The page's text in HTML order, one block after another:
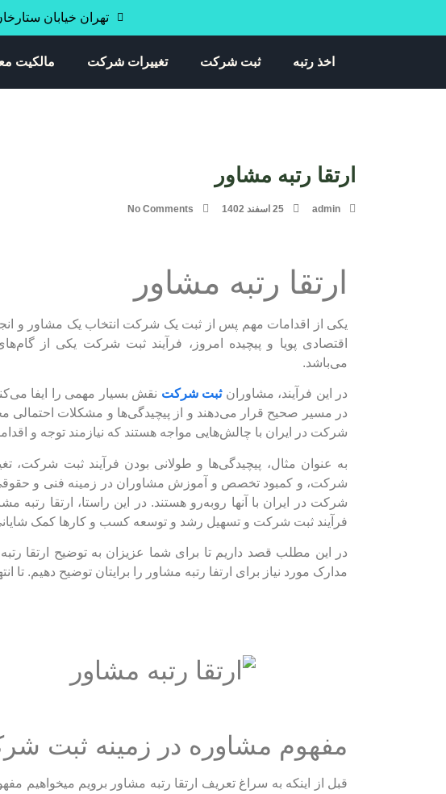
تهران خیابان ستارخان خیابان کوثر
اخذ رتبه ثبت شرکت تغییرات شرکت مالکیت
ارتقا رتبه مشاور
admin 25 اسفند 1402 No Comments
ارتقا رتبه مشاور
یکی از اقدامات مهم پس از ثبت یک شرکت انتخاب یک مشاور و
اقتصادی پویا و پیچیده امروز، فرآیند ثبت شرکت یکی از
می‌باشد.
در این فرآیند، مشاورانثبت شرکت نقش بسیار مهمی را ایفا
در مسیر صحیح قرار می‌دهند و از پیچیدگی‌ها و مشکلات
شرکت در ایران با چالش‌هایی مواجه هستند که نیازمند توجه و
به عنوان مثال، پیچیدگی‌ها و طولانی بودن فرآیند ثبت شرکت،
شرکت، و کمبود تخصص و آموزش مشاوران در زمینه فنی و
شرکت در ایران با آنها روبه‌رو هستند. در این راستا، ارتقا رتبه
فرآیند ثبت شرکت و تسهیل رشد و توسعه کسب و کارها کمک
در این مطلب قصد داریم تا برای شما عزیزان به توضیح ارتقا
مدارک مورد نیاز برای ارتفا رتبه مشاور را برایتان توضیح دهیم.
مفهوم مشاوره در زمینه ثبت
قبل از اینکه به سراغ تعریف ارتقا رتبه مشاور برویم میخواهیم